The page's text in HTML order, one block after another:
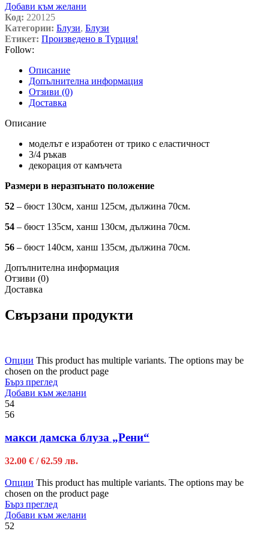
Добави към желани
Код: 220125
Категории: Блузи, Блузи
Етикет: Произведено в Турция!
Follow:
Описание
Допълнителна информация
Отзиви (0)
Доставка
Описание
моделът е изработен от трико с еластичност
3/4 ръкав
декорация от камъчета
Размери в неразпънато положение
52 – бюст 130см, ханш 125см, дължина 70см.
54 – бюст 135см, ханш 130см, дължина 70см.
56 – бюст 140см, ханш 135см, дължина 70см.
Допълнителна информация
Отзиви (0)
Доставка
Свързани продукти
Опции This product has multiple variants. The options may be
chosen on the product page
Бърз преглед
Добави към желани
54
56
макси дамска блуза „Рени“
32.00 € / 62.59 лв.
Опции This product has multiple variants. The options may be
chosen on the product page
Бърз преглед
Добави към желани
52